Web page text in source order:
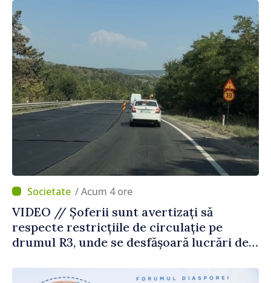
Străinătate
/ Acum 4 ore
VIDEO // Șoferii sunt avertizați să
respecte restricțiile de circulație pe
drumul R3, unde se desfășoară lucrări de